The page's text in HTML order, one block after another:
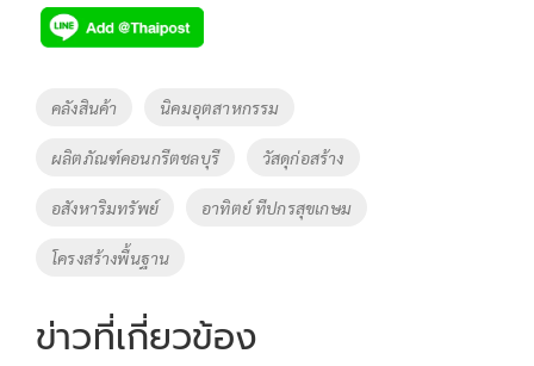
e
b
o
o
k
tt
er
p
y
Li
k
Tags
คลังสินค้า นิคมอุตสาหกรรม
ผลิตภัณฑ์คอนกรีตชลบุรี วัสดุก่อสร้าง
อสังหาริมทรัพย์ อาทิตย์ ทีปกรสุขเกษม
โครงสร้างพื้นฐาน
ข่าวที่เกี่ยวข้อง